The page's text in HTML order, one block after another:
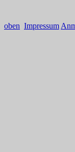
oben Impressum